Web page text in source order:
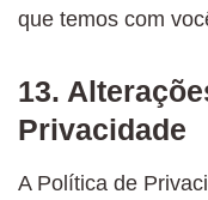
que temos com
13.
Privacidade
A Política de